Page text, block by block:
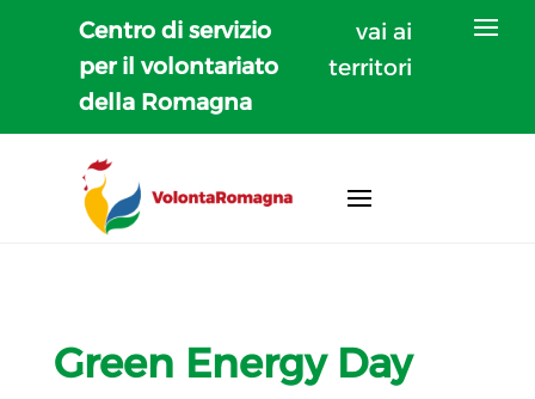
Centro di servizio
per il volontariato
della Romagna
vai ai
territori
Green Energy Day